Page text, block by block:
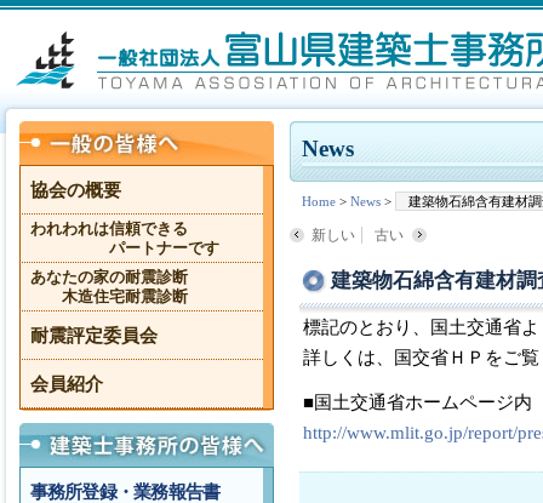
News
Home > News > 建築物石綿含有建材
新しい 古い
建築物石綿含有建材
標記のとおり、国土交通省
詳しくは、国交省ＨＰをご
■国土交通省ホームページ内
http://www.mlit.go.jp/report/
協会の概要
われわれは信頼できる
パートナーです
あなたの家の耐震診断
木造住宅耐震診断
耐震評定委員会
会員紹介
事務所登録・業務報告書